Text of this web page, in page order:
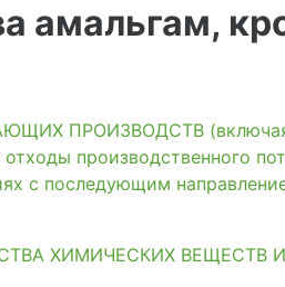
амальгам,
ПРОИЗВОДСТВ (включая
производственного
с последующим
ХИМИЧЕСКИХ ВЕЩЕСТВ